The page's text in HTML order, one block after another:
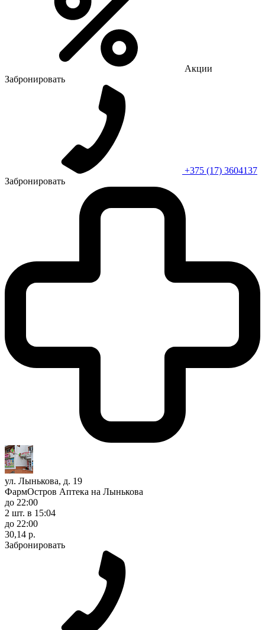
Акции
Забронировать
+375 (17) 3604137
Забронировать
ул. Лынькова, д. 19
ФармОстров Аптека на Лынькова
до 22:00
2 шт. в 15:04
до 22:00
30,14 р.
Забронировать